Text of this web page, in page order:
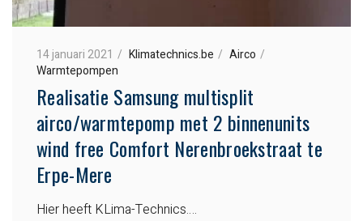
14 januari 2021 Klimatechnics.be
Airco
Warmtepompen
Realisatie Samsung multisplit
airco/warmtepomp met 2 binnenunits
wind free Comfort Nerenbroekstraat te
Erpe-Mere
Hier heeft KLima-Technics….